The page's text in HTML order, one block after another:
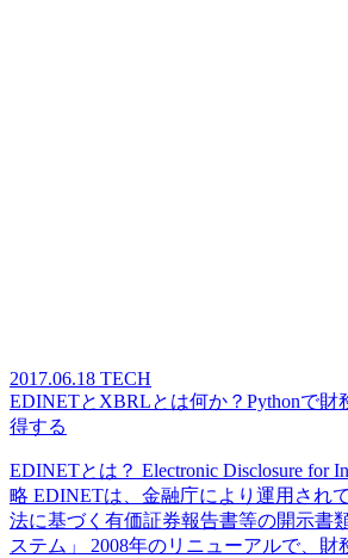
2017.06.18 TECH
EDINETとXBRLとは何か？Pythonで財
得する
EDINETとは？ Electronic Disclosure for
略 EDINETは、金融庁により運用され
法に基づく有価証券報告書等の開示書
ステム」 2008年のリニューアルで、